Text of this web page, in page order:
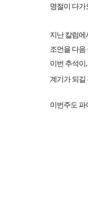
명절이 다가
지난 칼럼에
조언을 다음
이번 추석이
계기가 되길
이번주도 파